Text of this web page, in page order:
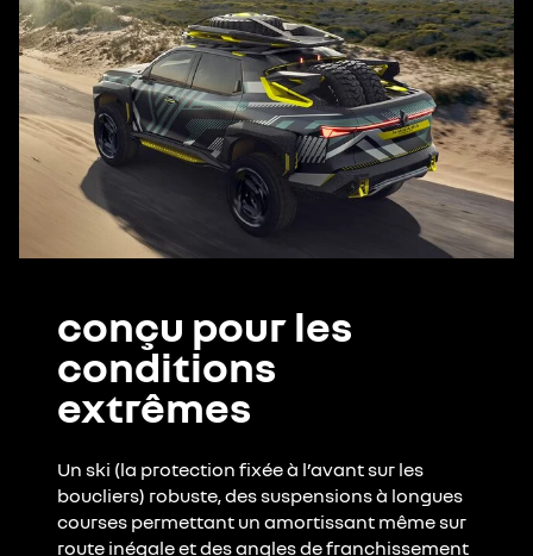
conçu pour les
conditions
extrêmes
Un ski (la protection fixée à l’avant sur les
boucliers) robuste, des suspensions à longues
courses permettant un amortissant même sur
route inégale et des angles de franchissement